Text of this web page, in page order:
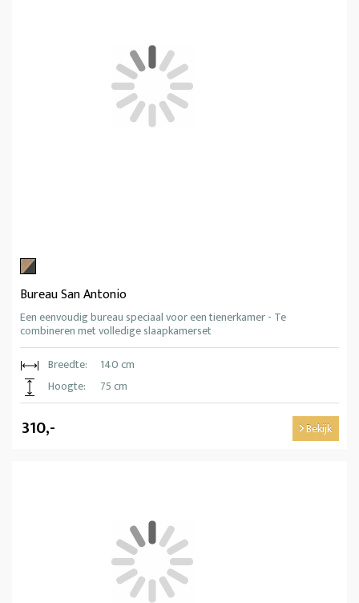
Bureau San Antonio
Een eenvoudig bureau speciaal voor een tienerkamer - Te
combineren met volledige slaapkamerset
Breedte:
140 cm
Hoogte:
75 cm
310,- Bekijk